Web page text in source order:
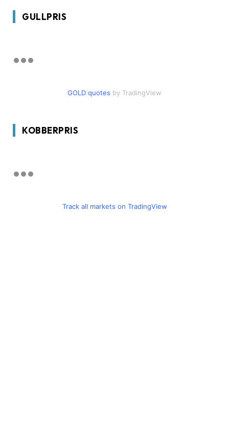
GULLPRIS
GOLD quotes by TradingView
KOBBERPRIS
Track all markets on TradingView